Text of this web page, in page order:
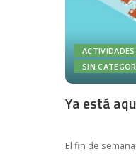
ACTIVIDADES
SIN
Ya está
El fin de